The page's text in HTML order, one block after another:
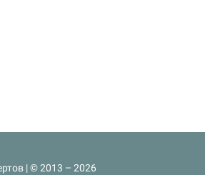
| © 2013 – 2026